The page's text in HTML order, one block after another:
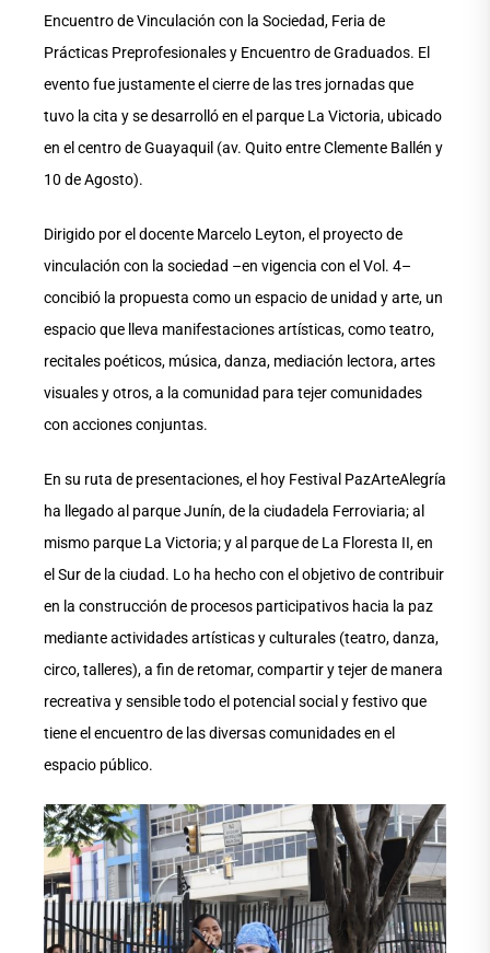
Encuentro de Vinculación con la Sociedad, Feria de
Prácticas Preprofesionales y Encuentro de Graduados. El
evento fue justamente el cierre de las tres jornadas que
tuvo la cita y se desarrolló en el parque La Victoria, ubicado
en el centro de Guayaquil (av. Quito entre Clemente Ballén y
10 de Agosto).
Dirigido por el docente Marcelo Leyton, el proyecto de
vinculación con la sociedad –en vigencia con el Vol. 4–
concibió la propuesta como un espacio de unidad y arte, un
espacio que lleva manifestaciones artísticas, como teatro,
recitales poéticos, música, danza, mediación lectora, artes
visuales y otros, a la comunidad para tejer comunidades
con acciones conjuntas.
En su ruta de presentaciones, el hoy Festival PazArteAlegría
ha llegado al parque Junín, de la ciudadela Ferroviaria; al
mismo parque La Victoria; y al parque de La Floresta II, en
el Sur de la ciudad. Lo ha hecho con el objetivo de contribuir
en la construcción de procesos participativos hacia la paz
mediante actividades artísticas y culturales (teatro, danza,
circo, talleres), a fin de retomar, compartir y tejer de manera
recreativa y sensible todo el potencial social y festivo que
tiene el encuentro de las diversas comunidades en el
espacio público.